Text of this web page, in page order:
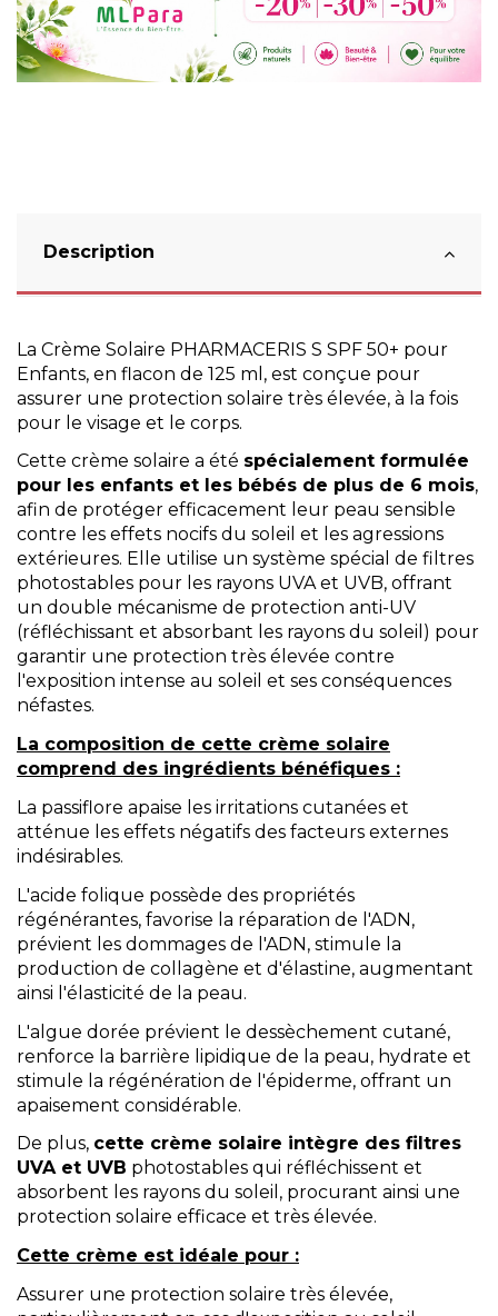
Description
La Crème Solaire PHARMACERIS S SPF 50+ pour
Enfants, en flacon de 125 ml, est conçue pour
assurer une protection solaire très élevée, à la fois
pour le visage et le corps.
Cette crème solaire a été spécialement formulée
pour les enfants et les bébés de plus de 6 mois,
afin de protéger efficacement leur peau sensible
contre les effets nocifs du soleil et les agressions
extérieures. Elle utilise un système spécial de filtres
photostables pour les rayons UVA et UVB, offrant
un double mécanisme de protection anti-UV
(réfléchissant et absorbant les rayons du soleil) pour
garantir une protection très élevée contre
l'exposition intense au soleil et ses conséquences
néfastes.
La composition de cette crème solaire
comprend des ingrédients bénéfiques :
La passiflore apaise les irritations cutanées et
atténue les effets négatifs des facteurs externes
indésirables.
L'acide folique possède des propriétés
régénérantes, favorise la réparation de l'ADN,
prévient les dommages de l'ADN, stimule la
production de collagène et d'élastine, augmentant
ainsi l'élasticité de la peau.
L'algue dorée prévient le dessèchement cutané,
renforce la barrière lipidique de la peau, hydrate et
stimule la régénération de l'épiderme, offrant un
apaisement considérable.
De plus, cette crème solaire intègre des filtres
UVA et UVB photostables qui réfléchissent et
absorbent les rayons du soleil, procurant ainsi une
protection solaire efficace et très élevée.
Cette crème est idéale pour :
Assurer une protection solaire très élevée,